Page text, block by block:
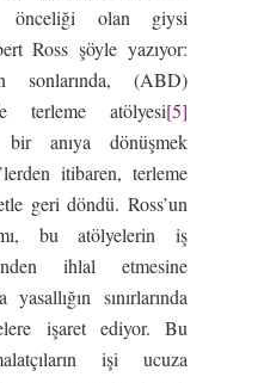
önceliği olan giysi
Ross şöyle yazıyor:
sonlarında, (ABD)
terleme atölyesi[5]
anıya dönüşmek
itibaren, terleme
geri döndü. Ross’un
bu atölyelerin iş
ihlal etmesine
sınırlarında
işaret ediyor. Bu
işi ucuza